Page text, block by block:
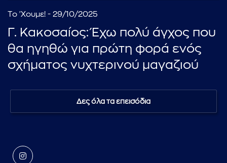
Το 'Χουμε! - 29/10/2025
Γ. Κακοσαίος: Έχω πολύ άγχος που
θα ηγηθώ για πρώτη φορά ενός
σχήματος νυχτερινού μαγαζιού
Δες όλα τα επεισόδια